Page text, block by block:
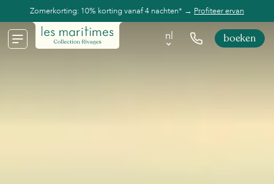
Zomerkorting: 10% korting vanaf 4 nachten* → Profiteer ervan
nl boeken